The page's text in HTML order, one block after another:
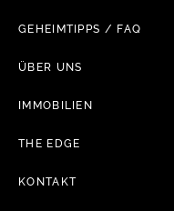
GEHEIMTIPPS / FAQ
ÜBER UNS
IMMOBILIEN
THE EDGE
KONTAKT